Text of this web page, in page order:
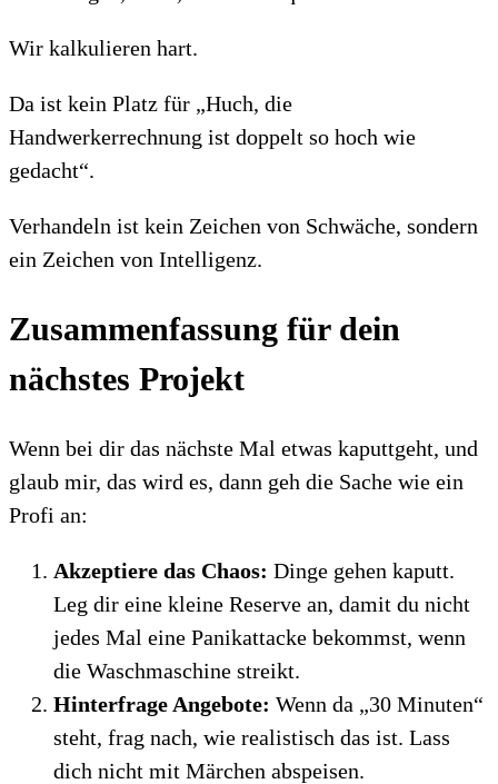
Wir kalkulieren hart.
Da ist kein Platz für „Huch, die
Handwerkerrechnung ist doppelt so hoch wie
gedacht“.
Verhandeln ist kein Zeichen von Schwäche, sondern
ein Zeichen von Intelligenz.
Zusammenfassung für dein
nächstes Projekt
Wenn bei dir das nächste Mal etwas kaputtgeht, und
glaub mir, das wird es, dann geh die Sache wie ein
Profi an:
Akzeptiere das Chaos: Dinge gehen kaputt.
Leg dir eine kleine Reserve an, damit du nicht
jedes Mal eine Panikattacke bekommst, wenn
die Waschmaschine streikt.
Hinterfrage Angebote: Wenn da „30 Minuten“
steht, frag nach, wie realistisch das ist. Lass
dich nicht mit Märchen abspeisen.